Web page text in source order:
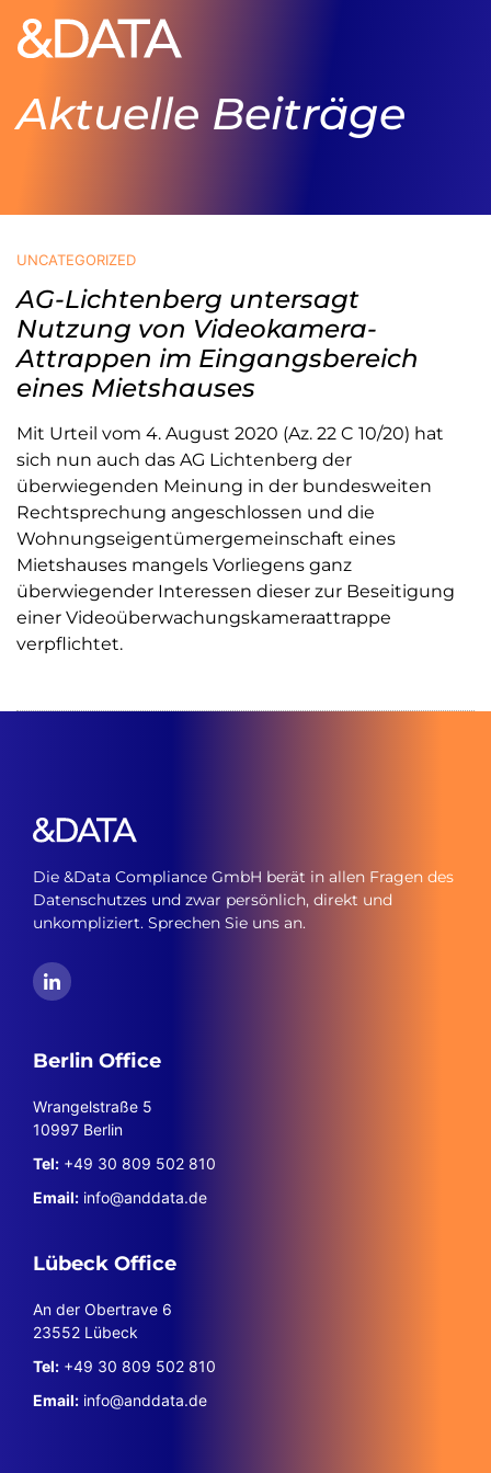
Aktuelle Beiträge
UNCATEGORIZED
AG-Lichtenberg untersagt
Nutzung von Videokamera-
Attrappen im Eingangsbereich
eines Mietshauses
Mit Urteil vom 4. August 2020 (Az. 22 C 10/20) hat
sich nun auch das AG Lichtenberg der
überwiegenden Meinung in der bundesweiten
Rechtsprechung angeschlossen und die
Wohnungseigentümergemeinschaft eines
Mietshauses mangels Vorliegens ganz
überwiegender Interessen dieser zur Beseitigung
einer Videoüberwachungskameraattrappe
verpflichtet.
Die &Data Compliance GmbH berät in allen Fragen des
Datenschutzes und zwar persönlich, direkt und
unkompliziert. Sprechen Sie uns an.
Berlin Office
Wrangelstraße 5
10997 Berlin
Tel: +49 30 809 502 810
Email: info@anddata.de
Lübeck Office
An der Obertrave 6
23552 Lübeck
Tel: +49 30 809 502 810
Email: info@anddata.de